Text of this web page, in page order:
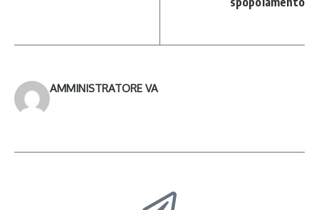
AMMINISTRATORE VA